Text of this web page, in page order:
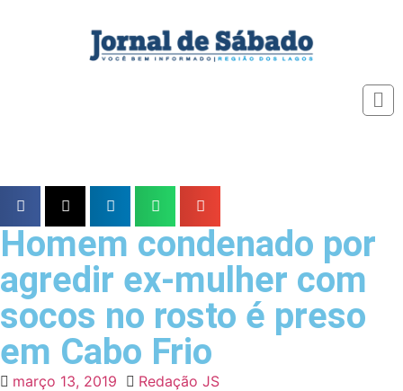
Homem condenado por
agredir ex-mulher com
socos no rosto é preso
em Cabo Frio
março 13, 2019 Redação JS